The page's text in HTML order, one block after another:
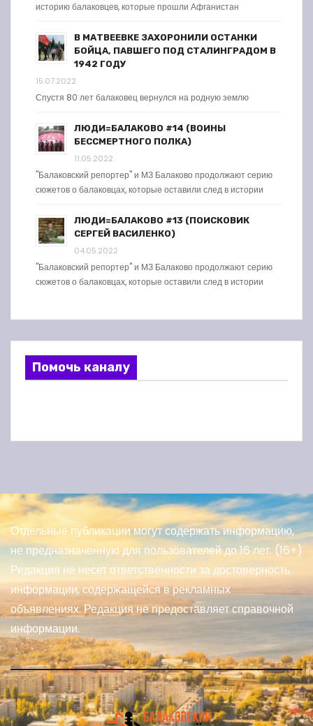
историю балаковцев, которые прошли Афганистан
В МАТВЕЕВКЕ ЗАХОРОНИЛИ ОСТАНКИ
БОЙЦА, ПАВШЕГО ПОД СТАЛИНГРАДОМ В
1942 ГОДУ
15.07.2022
Спустя 80 лет балаковец вернулся на родную землю
ЛЮДИ=БАЛАКОВО #14 (ВОИНЫ
БЕССМЕРТНОГО ПОЛКА)
11.05.2022
"Балаковский репортер" и МЗ Балаково продолжают серию
сюжетов о балаковцах, которые оставили след в истории
ЛЮДИ=БАЛАКОВО #13 (ПОИСКОВИК
СЕРГЕЙ ВАСИЛЕНКО)
04.05.2022
"Балаковский репортер" и МЗ Балаково продолжают серию
сюжетов о балаковцах, которые оставили след в истории
Помочь каналу
Отдельные публикации могут содержать информацию,
не предназначенную для пользователей до 16 лет. (16+)
Редакция не несет ответственности за достоверность
информации, содержащейся в рекламных
объявлениях. Редакция не предоставляет справочной
информации.